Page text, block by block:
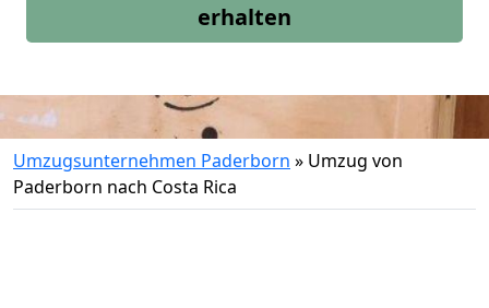
erhalten
Umzugsunternehmen Paderborn » Umzug von
Paderborn nach Costa Rica